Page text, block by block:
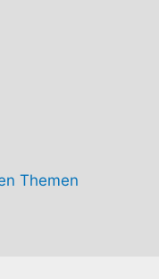
Themen